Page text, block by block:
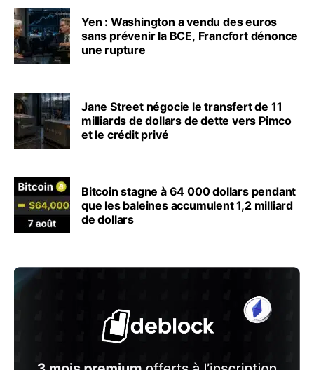
Yen : Washington a vendu des euros
sans prévenir la BCE, Francfort dénonce
une rupture
Jane Street négocie le transfert de 11
milliards de dollars de dette vers Pimco
et le crédit privé
Bitcoin stagne à 64 000 dollars pendant
que les baleines accumulent 1,2 milliard
de dollars